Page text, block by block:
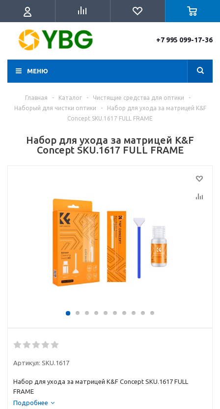
+7 995 099-17-36
МЕНЮ
Главная - Каталог - Чистящие средства для оптики
-
Наборый для чистки оптики
-
Набор для ухода за матрицей K&F
Concept SKU.1617 FULL FRAME
Набор для ухода за матрицей K&F
Concept SKU.1617 FULL FRAME
Артикул: SKU.1617
Набор для ухода за матрицей K&F Concept SKU.1617 FULL
FRAME
Подробнее